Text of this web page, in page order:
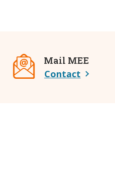
Mail MEE
Contact